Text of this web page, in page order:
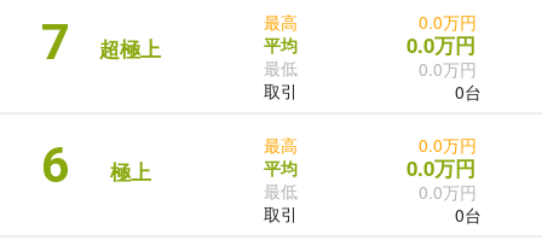
7 超極上
最高
平均
最低
取引
0.0万円
0.0万円
0.0万円
0台
6 極上
最高
平均
最低
取引
0.0万円
0.0万円
0.0万円
0台